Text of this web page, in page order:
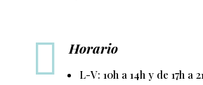
 Horario
L-V: 10h a 14h y de 17h a